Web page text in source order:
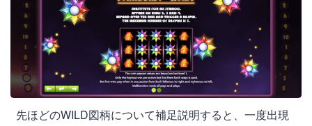
先ほどのWILD図柄について補足説明すると、一度出現